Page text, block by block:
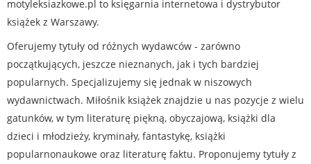
motyleksiazkowe.pl to księgarnia internetowa i dystrybutor
książek z Warszawy.
Oferujemy tytuły od różnych wydawców - zarówno
początkujących, jeszcze nieznanych, jak i tych bardziej
popularnych. Specjalizujemy się jednak w niszowych
wydawnictwach. Miłośnik książek znajdzie u nas pozycje z wielu
gatunków, w tym literaturę piękną, obyczajową, książki dla
dzieci i młodzieży, kryminały, fantastykę, książki
popularnonaukowe oraz literaturę faktu. Proponujemy tytuły z